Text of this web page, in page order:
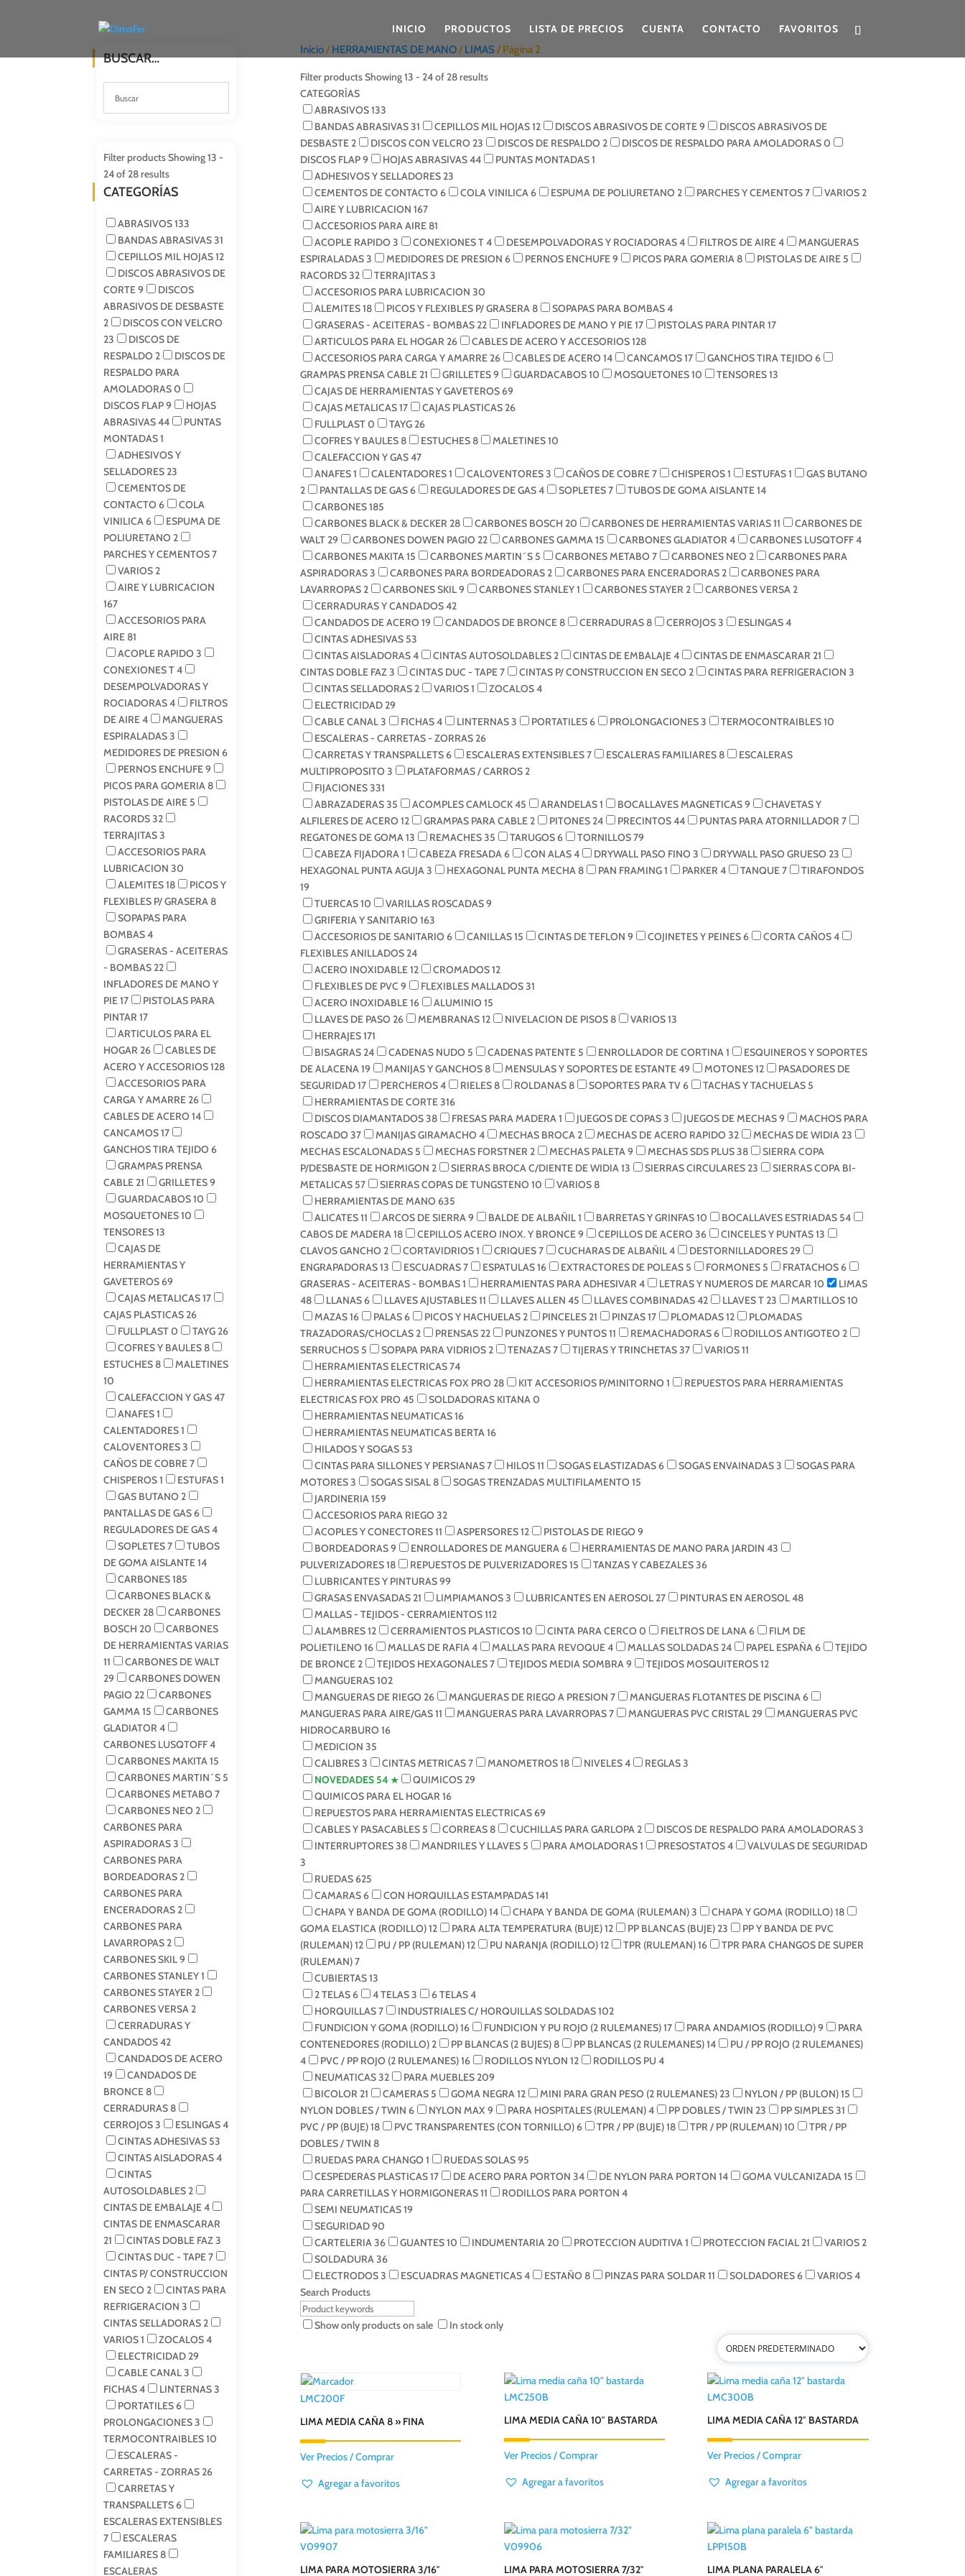
INICIO PRODUCTOS LISTA DE PRECIOS CUENTA CONTACTO
FAVORITOS
Inicio/HERRAMIENTAS DE MANO/LIMAS / Página 2
Filter productsShowing 13 - 24 of 28 results
CATEGORÍAS
ABRASIVOS133
BANDAS ABRASIVAS31 CEPILLOS MIL HOJAS12 DISCOS ABRASIVOS DE CORTE9
DISCOS ABRASIVOS DE
DESBASTE2 DISCOS CON VELCRO 23 DISCOS DE RESPALDO 2 DISCOS DE RESPALDO PARA AMOLADORAS0
DISCOS FLAP9 HOJAS ABRASIVAS44 PUNTAS MONTADAS1
ADHESIVOS Y SELLADORES23
CEMENTOS DE CONTACTO 6 COLA VINILICA6 ESPUMA DE POLIURETANO 2 PARCHES Y CEMENTOS7 VARIOS2
AIRE Y LUBRICACION 167
ACCESORIOS PARA AIRE 81
ACOPLE RAPIDO 3 CONEXIONES T4 DESEMPOLVADORAS Y ROCIADORAS4 FILTROS DE AIRE4
MANGUERAS
ESPIRALADAS3 MEDIDORES DE PRESION 6 PERNOS ENCHUFE9 PICOS PARA GOMERIA 8 PISTOLAS DE AIRE 5
RACORDS32 TERRAJITAS3
ACCESORIOS PARA LUBRICACION 30
ALEMITES18 PICOS Y FLEXIBLES P/ GRASERA 8 SOPAPAS PARA BOMBAS4
GRASERAS - ACEITERAS - BOMBAS22 INFLADORES DE MANO Y PIE17 PISTOLAS PARA PINTAR 17
ARTICULOS PARA EL HOGAR 26 CABLES DE ACERO Y ACCESORIOS128
ACCESORIOS PARA CARGA Y AMARRE26 CABLES DE ACERO 14 CANCAMOS17 GANCHOS TIRA TEJIDO 6
GRAMPAS PRENSA CABLE21 GRILLETES9 GUARDACABOS10 MOSQUETONES10 TENSORES13
CAJAS DE HERRAMIENTAS Y GAVETEROS69
CAJAS METALICAS17 CAJAS PLASTICAS26
FULLPLAST0 TAYG26
COFRES Y BAULES 8 ESTUCHES 8 MALETINES10
CALEFACCION Y GAS47
ANAFES1 CALENTADORES1 CALOVENTORES3 CAÑOS DE COBRE7 CHISPEROS1 ESTUFAS1
GAS BUTANO
2
PANTALLAS DE GAS6 REGULADORES DE GAS4 SOPLETES7 TUBOS DE GOMA AISLANTE14
CARBONES185
CARBONES BLACK & DECKER 28 CARBONES BOSCH 20 CARBONES DE HERRAMIENTAS VARIAS11
CARBONES DE
WALT29 CARBONES DOWEN PAGIO 22 CARBONES GAMMA15 CARBONES GLADIATOR 4 CARBONES LUSQTOFF4
CARBONES MAKITA15 CARBONES MARTIN´S 5 CARBONES METABO 7 CARBONES NEO 2
CARBONES PARA
ASPIRADORAS3 CARBONES PARA BORDEADORAS2 CARBONES PARA ENCERADORAS2
CARBONES PARA
LAVARROPAS2 CARBONES SKIL9 CARBONES STANLEY1 CARBONES STAYER 2 CARBONES VERSA2
CERRADURAS Y CANDADOS42
CANDADOS DE ACERO 19 CANDADOS DE BRONCE 8 CERRADURAS 8 CERROJOS3 ESLINGAS4
CINTAS ADHESIVAS 53
CINTAS AISLADORAS4 CINTAS AUTOSOLDABLES2 CINTAS DE EMBALAJE4 CINTAS DE ENMASCARAR 21
CINTAS DOBLE FAZ3 CINTAS DUC - TAPE7 CINTAS P/ CONSTRUCCION EN SECO 2 CINTAS PARA REFRIGERACION 3
CINTAS SELLADORAS2 VARIOS1 ZOCALOS4
ELECTRICIDAD29
CABLE CANAL3 FICHAS4 LINTERNAS3 PORTATILES6 PROLONGACIONES3 TERMOCONTRAIBLES10
ESCALERAS - CARRETAS - ZORRAS26
CARRETAS Y TRANSPALLETS6 ESCALERAS EXTENSIBLES7 ESCALERAS FAMILIARES 8
ESCALERAS
MULTIPROPOSITO 3 PLATAFORMAS / CARROS2
FIJACIONES331
ABRAZADERAS35 ACOMPLES CAMLOCK45 ARANDELAS1 BOCALLAVES MAGNETICAS9
CHAVETAS Y
ALFILERES DE ACERO 12 GRAMPAS PARA CABLE2 PITONES24 PRECINTOS44 PUNTAS PARA ATORNILLADOR 7
REGATONES DE GOMA13 REMACHES35 TARUGOS6 TORNILLOS79
CABEZA FIJADORA1 CABEZA FRESADA6 CON ALAS4 DRYWALL PASO FINO 3 DRYWALL PASO GRUESO 23
HEXAGONAL PUNTA AGUJA3 HEXAGONAL PUNTA MECHA 8 PAN FRAMING1 PARKER 4 TANQUE7
TIRAFONDOS
19
TUERCAS10 VARILLAS ROSCADAS9
GRIFERIA Y SANITARIO 163
ACCESORIOS DE SANITARIO 6 CANILLAS15 CINTAS DE TEFLON 9 COJINETES Y PEINES6 CORTA CAÑOS4
FLEXIBLES ANILLADOS24
ACERO INOXIDABLE12 CROMADOS12
FLEXIBLES DE PVC 9 FLEXIBLES MALLADOS31
ACERO INOXIDABLE16 ALUMINIO 15
LLAVES DE PASO 26 MEMBRANAS12 NIVELACION DE PISOS 8 VARIOS13
HERRAJES171
BISAGRAS24 CADENAS NUDO 5 CADENAS PATENTE 5 ENROLLADOR DE CORTINA1
ESQUINEROS Y SOPORTES
DE ALACENA19 MANIJAS Y GANCHOS 8 MENSULAS Y SOPORTES DE ESTANTE49 MOTONES12
PASADORES DE
SEGURIDAD17 PERCHEROS4 RIELES 8 ROLDANAS 8 SOPORTES PARA TV6 TACHAS Y TACHUELAS 5
HERRAMIENTAS DE CORTE316
DISCOS DIAMANTADOS38 FRESAS PARA MADERA1 JUEGOS DE COPAS3 JUEGOS DE MECHAS9
MACHOS PARA
ROSCADO 37 MANIJAS GIRAMACHO 4 MECHAS BROCA2 MECHAS DE ACERO RAPIDO 32 MECHAS DE WIDIA23
MECHAS ESCALONADAS 5 MECHAS FORSTNER 2 MECHAS PALETA9 MECHAS SDS PLUS38
SIERRA COPA
P/DESBASTE DE HORMIGON 2 SIERRAS BROCA C/DIENTE DE WIDIA13 SIERRAS CIRCULARES23
SIERRAS COPA BI-
METALICAS 57 SIERRAS COPAS DE TUNGSTENO 10 VARIOS 8
HERRAMIENTAS DE MANO 635
ALICATES11 ARCOS DE SIERRA9 BALDE DE ALBAÑIL1 BARRETAS Y GRINFAS10 BOCALLAVES ESTRIADAS 54
CABOS DE MADERA18 CEPILLOS ACERO INOX. Y BRONCE9 CEPILLOS DE ACERO 36 CINCELES Y PUNTAS13
CLAVOS GANCHO 2 CORTAVIDRIOS1 CRIQUES7 CUCHARAS DE ALBAÑIL4 DESTORNILLADORES29
ENGRAPADORAS13 ESCUADRAS7 ESPATULAS16 EXTRACTORES DE POLEAS 5 FORMONES 5 FRATACHOS6
GRASERAS - ACEITERAS - BOMBAS1 HERRAMIENTAS PARA ADHESIVAR 4 LETRAS Y NUMEROS DE MARCAR 10
LIMAS
48
LLANAS6 LLAVES AJUSTABLES11 LLAVES ALLEN 45 LLAVES COMBINADAS42 LLAVES T23 MARTILLOS10
MAZAS16 PALAS6 PICOS Y HACHUELAS2 PINCELES21 PINZAS17 PLOMADAS12
PLOMADAS
TRAZADORAS/CHOCLAS2 PRENSAS22 PUNZONES Y PUNTOS11 REMACHADORAS6 RODILLOS ANTIGOTEO 2
SERRUCHOS 5 SOPAPA PARA VIDRIOS2 TENAZAS7 TIJERAS Y TRINCHETAS37 VARIOS11
HERRAMIENTAS ELECTRICAS74
HERRAMIENTAS ELECTRICAS FOX PRO 28 KIT ACCESORIOS P/MINITORNO 1
REPUESTOS PARA HERRAMIENTAS
ELECTRICAS FOX PRO 45 SOLDADORAS KITANA0
HERRAMIENTAS NEUMATICAS16
HERRAMIENTAS NEUMATICAS BERTA16
HILADOS Y SOGAS 53
CINTAS PARA SILLONES Y PERSIANAS7 HILOS11 SOGAS ELASTIZADAS6 SOGAS ENVAINADAS3
SOGAS PARA
MOTORES3 SOGAS SISAL 8 SOGAS TRENZADAS MULTIFILAMENTO 15
JARDINERIA159
ACCESORIOS PARA RIEGO 32
ACOPLES Y CONECTORES11 ASPERSORES12 PISTOLAS DE RIEGO 9
BORDEADORAS9 ENROLLADORES DE MANGUERA6 HERRAMIENTAS DE MANO PARA JARDIN 43
PULVERIZADORES18 REPUESTOS DE PULVERIZADORES15 TANZAS Y CABEZALES36
LUBRICANTES Y PINTURAS99
GRASAS ENVASADAS21 LIMPIAMANOS3 LUBRICANTES EN AEROSOL27 PINTURAS EN AEROSOL48
MALLAS - TEJIDOS - CERRAMIENTOS112
ALAMBRES12 CERRAMIENTOS PLASTICOS10 CINTA PARA CERCO 0 FIELTROS DE LANA6
FILM DE
POLIETILENO 16 MALLAS DE RAFIA4 MALLAS PARA REVOQUE4 MALLAS SOLDADAS24 PAPEL ESPAÑA6
TEJIDO
DE BRONCE2 TEJIDOS HEXAGONALES7 TEJIDOS MEDIA SOMBRA9 TEJIDOS MOSQUITEROS12
MANGUERAS102
MANGUERAS DE RIEGO 26 MANGUERAS DE RIEGO A PRESION 7 MANGUERAS FLOTANTES DE PISCINA6
MANGUERAS PARA AIRE/GAS11 MANGUERAS PARA LAVARROPAS7 MANGUERAS PVC CRISTAL29
MANGUERAS PVC
HIDROCARBURO 16
MEDICION 35
CALIBRES3 CINTAS METRICAS7 MANOMETROS18 NIVELES4 REGLAS3
NOVEDADES54 QUIMICOS29
QUIMICOS PARA EL HOGAR 16
REPUESTOS PARA HERRAMIENTAS ELECTRICAS69
CABLES Y PASACABLES 5 CORREAS 8 CUCHILLAS PARA GARLOPA2 DISCOS DE RESPALDO PARA AMOLADORAS3
INTERRUPTORES38 MANDRILES Y LLAVES 5 PARA AMOLADORAS1 PRESOSTATOS4
VALVULAS DE SEGURIDAD
3
RUEDAS625
CAMARAS6 CON HORQUILLAS ESTAMPADAS141
CHAPA Y BANDA DE GOMA (RODILLO)14 CHAPA Y BANDA DE GOMA (RULEMAN)3 CHAPA Y GOMA (RODILLO)18
GOMA ELASTICA (RODILLO)12 PARA ALTA TEMPERATURA (BUJE)12 PP BLANCAS (BUJE)23
PP Y BANDA DE PVC
(RULEMAN)12 PU / PP (RULEMAN)12 PU NARANJA (RODILLO)12 TPR (RULEMAN)16
TPR PARA CHANGOS DE SUPER
(RULEMAN)7
CUBIERTAS13
2 TELAS6 4 TELAS3 6 TELAS4
HORQUILLAS7 INDUSTRIALES C/ HORQUILLAS SOLDADAS102
FUNDICION Y GOMA (RODILLO)16 FUNDICION Y PU ROJO (2 RULEMANES)17 PARA ANDAMIOS (RODILLO)9
PARA
CONTENEDORES (RODILLO)2 PP BLANCAS (2 BUJES) 8 PP BLANCAS (2 RULEMANES)14
PU / PP ROJO (2 RULEMANES)
4
PVC / PP ROJO (2 RULEMANES)16 RODILLOS NYLON 12 RODILLOS PU 4
NEUMATICAS32 PARA MUEBLES209
BICOLOR 21 CAMERAS 5 GOMA NEGRA12 MINI PARA GRAN PESO (2 RULEMANES)23 NYLON / PP (BULON)15
NYLON DOBLES / TWIN 6 NYLON MAX9 PARA HOSPITALES (RULEMAN)4 PP DOBLES / TWIN 23 PP SIMPLES31
PVC / PP (BUJE)18 PVC TRANSPARENTES (CON TORNILLO)6 TPR / PP (BUJE)18 TPR / PP (RULEMAN)10
TPR / PP
DOBLES / TWIN 8
RUEDAS PARA CHANGO 1 RUEDAS SOLAS95
CESPEDERAS PLASTICAS17 DE ACERO PARA PORTON 34 DE NYLON PARA PORTON 14 GOMA VULCANIZADA15
PARA CARRETILLAS Y HORMIGONERAS11 RODILLOS PARA PORTON 4
SEMI NEUMATICAS19
SEGURIDAD90
CARTELERIA36 GUANTES10 INDUMENTARIA20 PROTECCION AUDITIVA1 PROTECCION FACIAL21 VARIOS2
SOLDADURA36
ELECTRODOS3 ESCUADRAS MAGNETICAS4 ESTAÑO 8 PINZAS PARA SOLDAR 11 SOLDADORES6 VARIOS4
Search Products
Show only products on sale In stock only
LMC200F
LIMA MEDIA CAÑA 8 » FINA
Ver Precios / Comprar
Agregar a favoritos
LMC250B
LIMA MEDIA CAÑA 10″ BASTARDA
Ver Precios / Comprar
Agregar a favoritos
LMC300B
LIMA MEDIA CAÑA 12″ BASTARDA
Ver Precios / Comprar
Agregar a favoritos
V09907
LIMA PARA MOTOSIERRA 3/16″
V09906
LIMA PARA MOTOSIERRA 7/32″
LPP150B
LIMA PLANA PARALELA 6″
BUSCAR…
Filter productsShowing 13 -
24 of 28 results
CATEGORÍAS
ABRASIVOS133
BANDAS ABRASIVAS31
CEPILLOS MIL HOJAS12
DISCOS ABRASIVOS DE
CORTE9
DISCOS
ABRASIVOS DE DESBASTE
2
DISCOS CON VELCRO
23
DISCOS DE
RESPALDO2
DISCOS DE
RESPALDO PARA
AMOLADORAS0
DISCOS FLAP9
HOJAS
ABRASIVAS44
PUNTAS
MONTADAS1
ADHESIVOS Y
SELLADORES23
CEMENTOS DE
CONTACTO6
COLA
VINILICA6
ESPUMA DE
POLIURETANO2
PARCHES Y CEMENTOS7
VARIOS2
AIRE Y LUBRICACION
167
ACCESORIOS PARA
AIRE 81
ACOPLE RAPIDO3
CONEXIONES T4
DESEMPOLVADORAS Y
ROCIADORAS4
FILTROS
DE AIRE4
MANGUERAS
ESPIRALADAS3
MEDIDORES DE PRESION6
PERNOS ENCHUFE9
PICOS PARA GOMERIA 8
PISTOLAS DE AIRE 5
RACORDS32
TERRAJITAS3
ACCESORIOS PARA
LUBRICACION30
ALEMITES18
PICOS Y
FLEXIBLES P/ GRASERA 8
SOPAPAS PARA
BOMBAS4
GRASERAS - ACEITERAS
- BOMBAS22
INFLADORES DE MANO Y
PIE17
PISTOLAS PARA
PINTAR17
ARTICULOS PARA EL
HOGAR26
CABLES DE
ACERO Y ACCESORIOS128
ACCESORIOS PARA
CARGA Y AMARRE26
CABLES DE ACERO14
CANCAMOS17
GANCHOS TIRA TEJIDO6
GRAMPAS PRENSA
CABLE21 GRILLETES9
GUARDACABOS10
MOSQUETONES10
TENSORES13
CAJAS DE
HERRAMIENTAS Y
GAVETEROS69
CAJAS METALICAS17
CAJAS PLASTICAS26
FULLPLAST0 TAYG26
COFRES Y BAULES 8
ESTUCHES 8
MALETINES
10
CALEFACCION Y GAS47
ANAFES1
CALENTADORES1
CALOVENTORES3
CAÑOS DE COBRE7
CHISPEROS1 ESTUFAS1
GAS BUTANO2
PANTALLAS DE GAS6
REGULADORES DE GAS4
SOPLETES7
TUBOS
DE GOMA AISLANTE14
CARBONES185
CARBONES BLACK &
DECKER28
CARBONES
BOSCH20
CARBONES
DE HERRAMIENTAS VARIAS
11
CARBONES DE WALT
29
CARBONES DOWEN
PAGIO22
CARBONES
GAMMA15
CARBONES
GLADIATOR4
CARBONES LUSQTOFF4
CARBONES MAKITA15
CARBONES MARTIN´S 5
CARBONES METABO7
CARBONES NEO2
CARBONES PARA
ASPIRADORAS3
CARBONES PARA
BORDEADORAS2
CARBONES PARA
ENCERADORAS2
CARBONES PARA
LAVARROPAS2
CARBONES SKIL9
CARBONES STANLEY1
CARBONES STAYER2
CARBONES VERSA2
CERRADURAS Y
CANDADOS42
CANDADOS DE ACERO
19
CANDADOS DE
BRONCE 8
CERRADURAS 8
CERROJOS3 ESLINGAS4
CINTAS ADHESIVAS 53
CINTAS AISLADORAS4
CINTAS
AUTOSOLDABLES2
CINTAS DE EMBALAJE4
CINTAS DE ENMASCARAR
21
CINTAS DOBLE FAZ3
CINTAS DUC - TAPE7
CINTAS P/ CONSTRUCCION
EN SECO2
CINTAS PARA
REFRIGERACION3
CINTAS SELLADORAS2
VARIOS1 ZOCALOS4
ELECTRICIDAD29
CABLE CANAL3
FICHAS4 LINTERNAS3
PORTATILES6
PROLONGACIONES3
TERMOCONTRAIBLES10
ESCALERAS -
CARRETAS - ZORRAS26
CARRETAS Y
TRANSPALLETS6
ESCALERAS EXTENSIBLES
7
ESCALERAS
FAMILIARES 8
ESCALERAS